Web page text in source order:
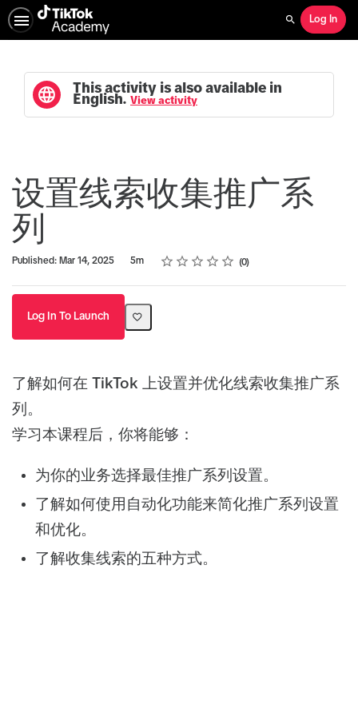
Search
Log In
This activity is also available in
English. View activity
设置线索收集推广系
列
Published: Mar 14, 2025
Duration 5m Rating
1 star
2 stars
3 stars
4 stars
5 stars
Average rating: 0 0
No reviews
Log In To Launch
了解如何在 TikTok 上设置并优化线索收集推广系
列。
学习本课程后，你将能够：
为你的业务选择最佳推广系列设置。
了解如何使用自动化功能来简化推广系列设置
和优化。
了解收集线索的五种方式。